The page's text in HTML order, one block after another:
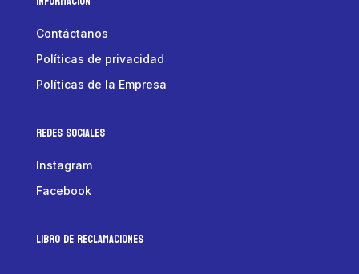
Contáctanos
Políticas de privacidad
Políticas de la Empresa
Redes Sociales
Instagram
Facebook
LIBRO DE RECLAMACIONES